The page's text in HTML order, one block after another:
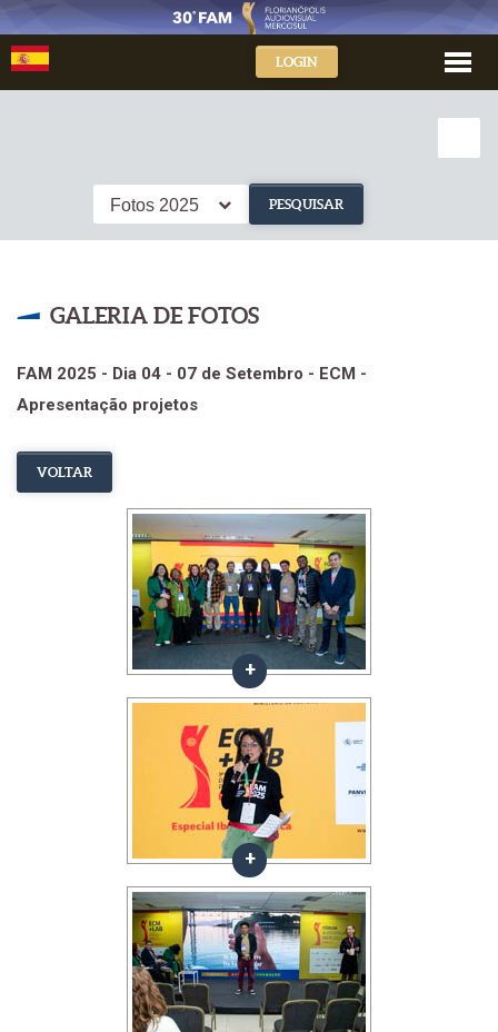
LOGIN
Fotos 2025 PESQUISAR
GALERIA DE FOTOS
FAM 2025 - Dia 04 - 07 de Setembro - ECM -
Apresentação projetos
VOLTAR